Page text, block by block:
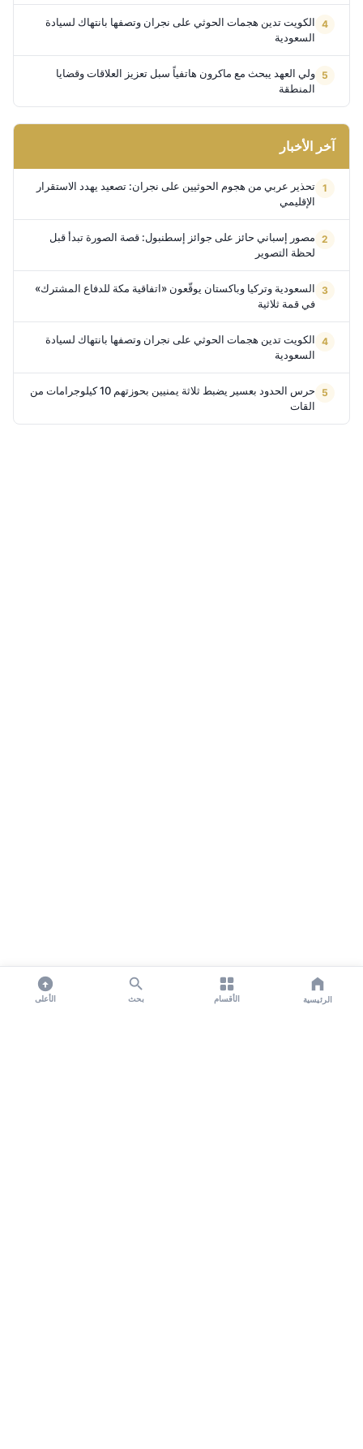
الكويت تدين هجمات الحوثي على نجران وتصفها بانتهاك لسيادة
السعودية
ولي العهد يبحث مع ماكرون هاتفياً سبل تعزيز العلاقات وقضايا
المنطقة
آخر الأخبار
تحذير عربي من هجوم الحوثيين على نجران: تصعيد يهدد الاستقرار
الإقليمي
مصور إسباني حائز على جوائز إسطنبول: قصة الصورة تبدأ قبل
لحظة التصوير
السعودية وتركيا وباكستان يوقّعون «اتفاقية مكة للدفاع المشترك»
في قمة ثلاثية
الكويت تدين هجمات الحوثي على نجران وتصفها بانتهاك لسيادة
السعودية
حرس الحدود بعسير يضبط ثلاثة يمنيين بحوزتهم 10 كيلوجرامات من
القات
الرئيسية الأقسام بحث الأعلى